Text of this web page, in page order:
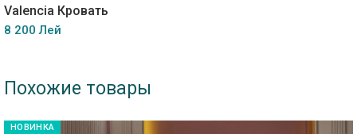
Valencia Кровать
8 200 Лей
Похожие товары
НОВИНКА